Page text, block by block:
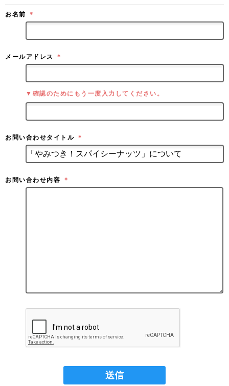
お名前 ＊
メールアドレス ＊
▼確認のためにもう一度入力してください。
お問い合わせタイトル ＊
お問い合わせ内容 ＊